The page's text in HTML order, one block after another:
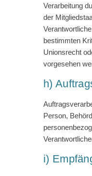
Verarbeitung
der
bestimmten
Unionsrecht
vorgesehen
h)
Person,
i)